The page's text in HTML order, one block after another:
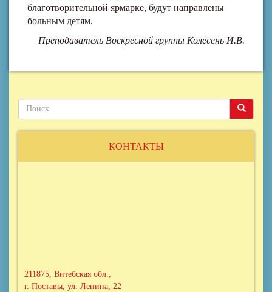
благотворительной ярмарке, будут направлены
больным детям.
Преподаватель Воскресной группы Колесень И.В.
Поиск
Поиск Поиск
КОНТАКТЫ
211875, Витебская обл.,
г. Поставы, ул. Ленина, 22